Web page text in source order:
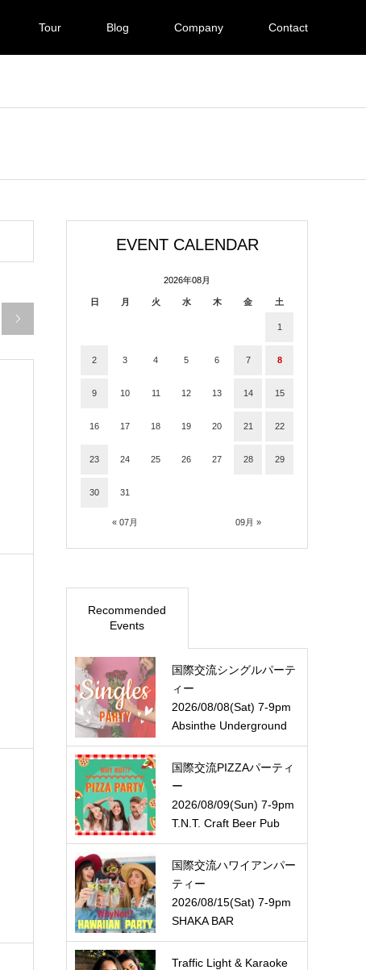
Tour Blog Company Contact

EVENT CALENDAR
2026年08月
日 月 火 水 木 金 土
« 07月 09月 »
1
2 3 4 5 6 7 8
9 10 11 12 13 14 15
16 17 18 19 20 21 22
23 24 25 26 27 28 29
30 31
Recommended
Events
国際交流シングルパーテ
ィー
2026/08/08(Sat) 7-9pm
Absinthe Underground
国際交流PIZZAパーティ
ー
2026/08/09(Sun) 7-9pm
T.N.T. Craft Beer Pub
国際交流ハワイアンパー
ティー
2026/08/15(Sat) 7-9pm
SHAKA BAR
Traffic Light & Karaoke